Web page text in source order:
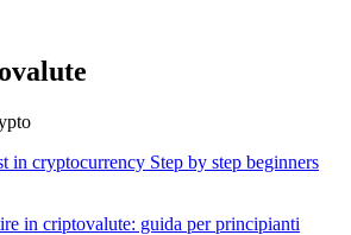
in criptovalute: guida per principianti